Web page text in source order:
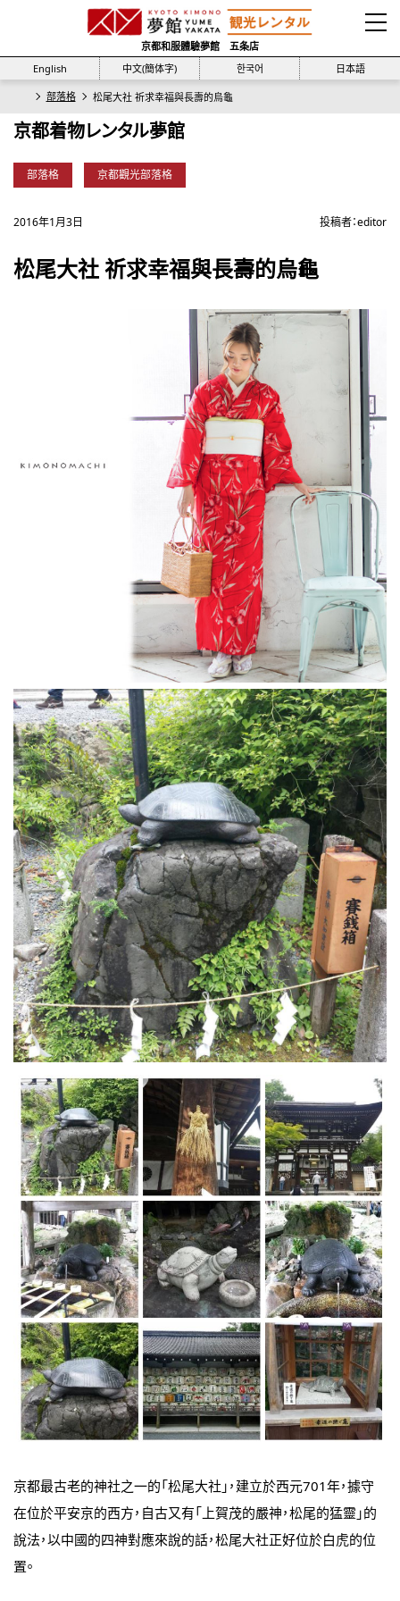
京都和服體驗夢館 五条店
English
中文(簡体字) 한국어 日本語
部落格 松尾大社 祈求幸福與長壽的烏龜
京都着物レンタル夢館
部落格 京都觀光部落格
2016年1月3日 投稿者：editor
松尾大社 祈求幸福與長壽的烏龜
京都最古老的神社之一的「松尾大社」，建立於西元701年，據守
在位於平安京的西方，自古又有「上賀茂的嚴神，松尾的猛靈」的
說法，以中國的四神對應來說的話，松尾大社正好位於白虎的位
置。